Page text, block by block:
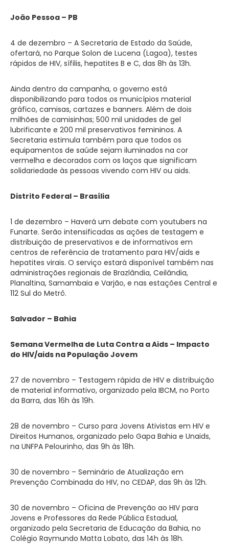
João Pessoa – PB
4 de dezembro – A Secretaria de Estado da Saúde,
ofertará, no Parque Solon de Lucena (Lagoa), testes
rápidos de HIV, sífilis, hepatites B e C, das 8h às 13h.
Ainda dentro da campanha, o governo está
disponibilizando para todos os municípios material
gráfico, camisas, cartazes e banners. Além de dois
milhões de camisinhas; 500 mil unidades de gel
lubrificante e 200 mil preservativos femininos. A
Secretaria estimula também para que todos os
equipamentos de saúde sejam iluminados na cor
vermelha e decorados com os laços que significam
solidariedade às pessoas vivendo com HIV ou aids.
Distrito Federal – Brasília
1 de dezembro – Haverá um debate com youtubers na
Funarte. Serão intensificadas as ações de testagem e
distribuição de preservativos e de informativos em
centros de referência de tratamento para HIV/aids e
hepatites virais. O serviço estará disponível também nas
administrações regionais de Brazlândia, Ceilândia,
Planaltina, Samambaia e Varjão, e nas estações Central e
112 Sul do Metrô.
Salvador – Bahia
Semana Vermelha de Luta Contra a Aids – Impacto
do HIV/aids na População Jovem
27 de novembro – Testagem rápida de HIV e distribuição
de material informativo, organizado pela IBCM, no Porto
da Barra, das 16h às 19h.
28 de novembro – Curso para Jovens Ativistas em HIV e
Direitos Humanos, organizado pelo Gapa Bahia e Unaids,
na UNFPA Pelourinho, das 9h às 18h.
30 de novembro – Seminário de Atualização em
Prevenção Combinada do HIV, no CEDAP, das 9h às 12h.
30 de novembro – Oficina de Prevenção ao HIV para
Jovens e Professores da Rede Pública Estadual,
organizado pela Secretaria de Educação da Bahia, no
Colégio Raymundo Matta Lobato, das 14h às 18h.